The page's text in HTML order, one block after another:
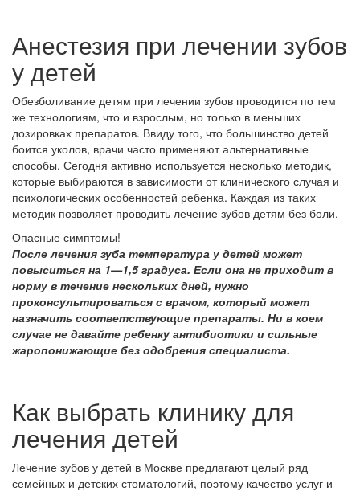
Анестезия при лечении зубов
у детей
Обезболивание детям при лечении зубов проводится по тем
же технологиям, что и взрослым, но только в меньших
дозировках препаратов. Ввиду того, что большинство детей
боится уколов, врачи часто применяют альтернативные
способы. Сегодня активно используется несколько методик,
которые выбираются в зависимости от клинического случая и
психологических особенностей ребенка. Каждая из таких
методик позволяет проводить лечение зубов детям без боли.
Опасные симптомы!
После лечения зуба температура у детей может
повыситься на 1—1,5 градуса. Если она не приходит в
норму в течение нескольких дней, нужно
проконсультироваться с врачом, который может
назначить соответствующие препараты. Ни в коем
случае не давайте ребенку антибиотики и сильные
жаропонижающие без одобрения специалиста.
Как выбрать клинику для
лечения детей
Лечение зубов у детей в Москве предлагают целый ряд
семейных и детских стоматологий, поэтому качество услуг и